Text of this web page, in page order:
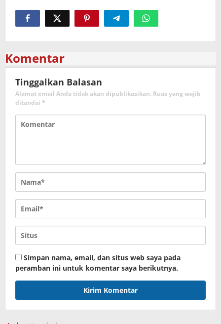
Komentar
Tinggalkan Balasan
Alamat email Anda tidak akan dipublikasikan. Ruas yang wajib
ditandai *
Simpan nama, email, dan situs web saya pada
peramban ini untuk komentar saya berikutnya.